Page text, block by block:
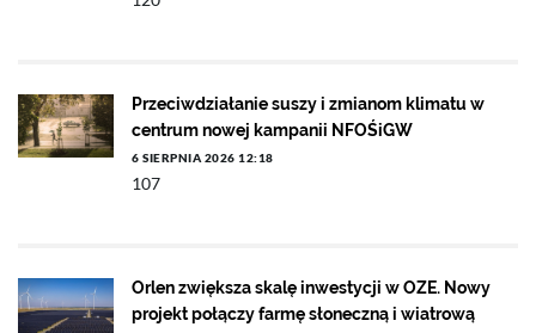
Przeciwdziałanie suszy i zmianom klimatu w
centrum nowej kampanii NFOŚiGW
6 SIERPNIA 2026 12:18
107
Orlen zwiększa skalę inwestycji w OZE. Nowy
projekt połączy farmę słoneczną i wiatrową